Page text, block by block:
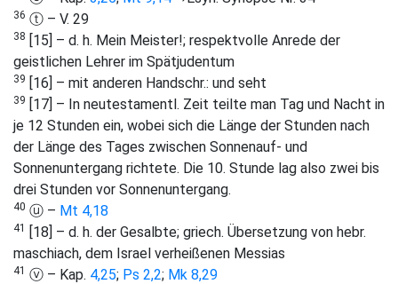
36 ⓣ – V. 29
38 [15] – d. h. Mein Meister!; respektvolle Anrede der
geistlichen Lehrer im Spätjudentum
39 [16] – mit anderen Handschr.: und seht
39 [17] – In neutestamentl. Zeit teilte man Tag und Nacht in
je 12 Stunden ein, wobei sich die Länge der Stunden nach
der Länge des Tages zwischen Sonnenauf- und
Sonnenuntergang richtete. Die 10. Stunde lag also zwei bis
drei Stunden vor Sonnenuntergang.
40 ⓤ – Mt 4,18
41
[18] – d. h. der Gesalbte; griech. Übersetzung von hebr.
maschiach, dem Israel verheißenen Messias
41 ⓥ – Kap. 4,25; Ps 2,2; Mk 8,29